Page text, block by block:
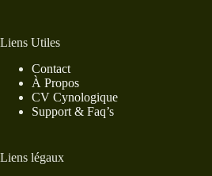
Liens Utiles
Contact
À Propos
CV Cynologique
Support & Faq’s
Liens légaux